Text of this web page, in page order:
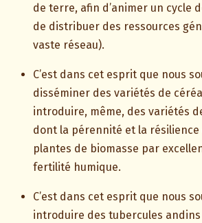
de terre, afin d’animer un cycle
de distribuer des ressources
vaste réseau).
C’est dans cet esprit que nous
disséminer des variétés de
introduire, même, des variétés
dont la pérennité et la
plantes de biomasse par
fertilité humique.
C’est dans cet esprit que nous
introduire des tubercules